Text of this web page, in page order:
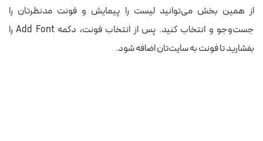
از همین بخش می‌توانید لیست را پیمایش و فونت مدنظرتان را
جست‌وجو و انتخاب کنید. پس از انتخاب فونت، دکمه Add Font را
بفشارید تا فونت به سایت‌تان اضافه شود.